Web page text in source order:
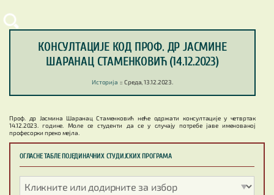
КОНСУЛТАЦИЈЕ КОД ПРОФ. ДР ЈАСМИНЕ
ШАРАНАЦ СТАМЕНКОВИЋ (14.12.2023)
Историја ::Среда, 13.12.2023.
Проф. др Јасмина Шаранац Стаменковић неће одржати консултације у четвртак
14.12.2023. године. Моле се студенти да се у случају потребе јаве именованој
професорки преко мејла.
ОГЛАСНЕ ТАБЛЕ ПОЈЕДИНАЧНИХ СТУДИЈСКИХ ПРОГРАМА